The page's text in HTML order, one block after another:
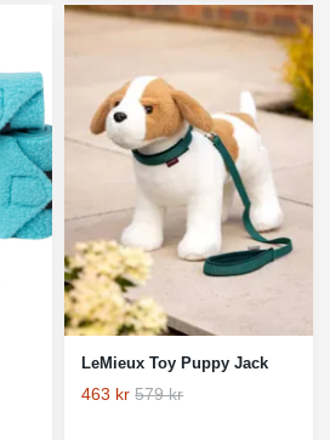
LeMieux Toy Puppy Jack
463 kr 579 kr